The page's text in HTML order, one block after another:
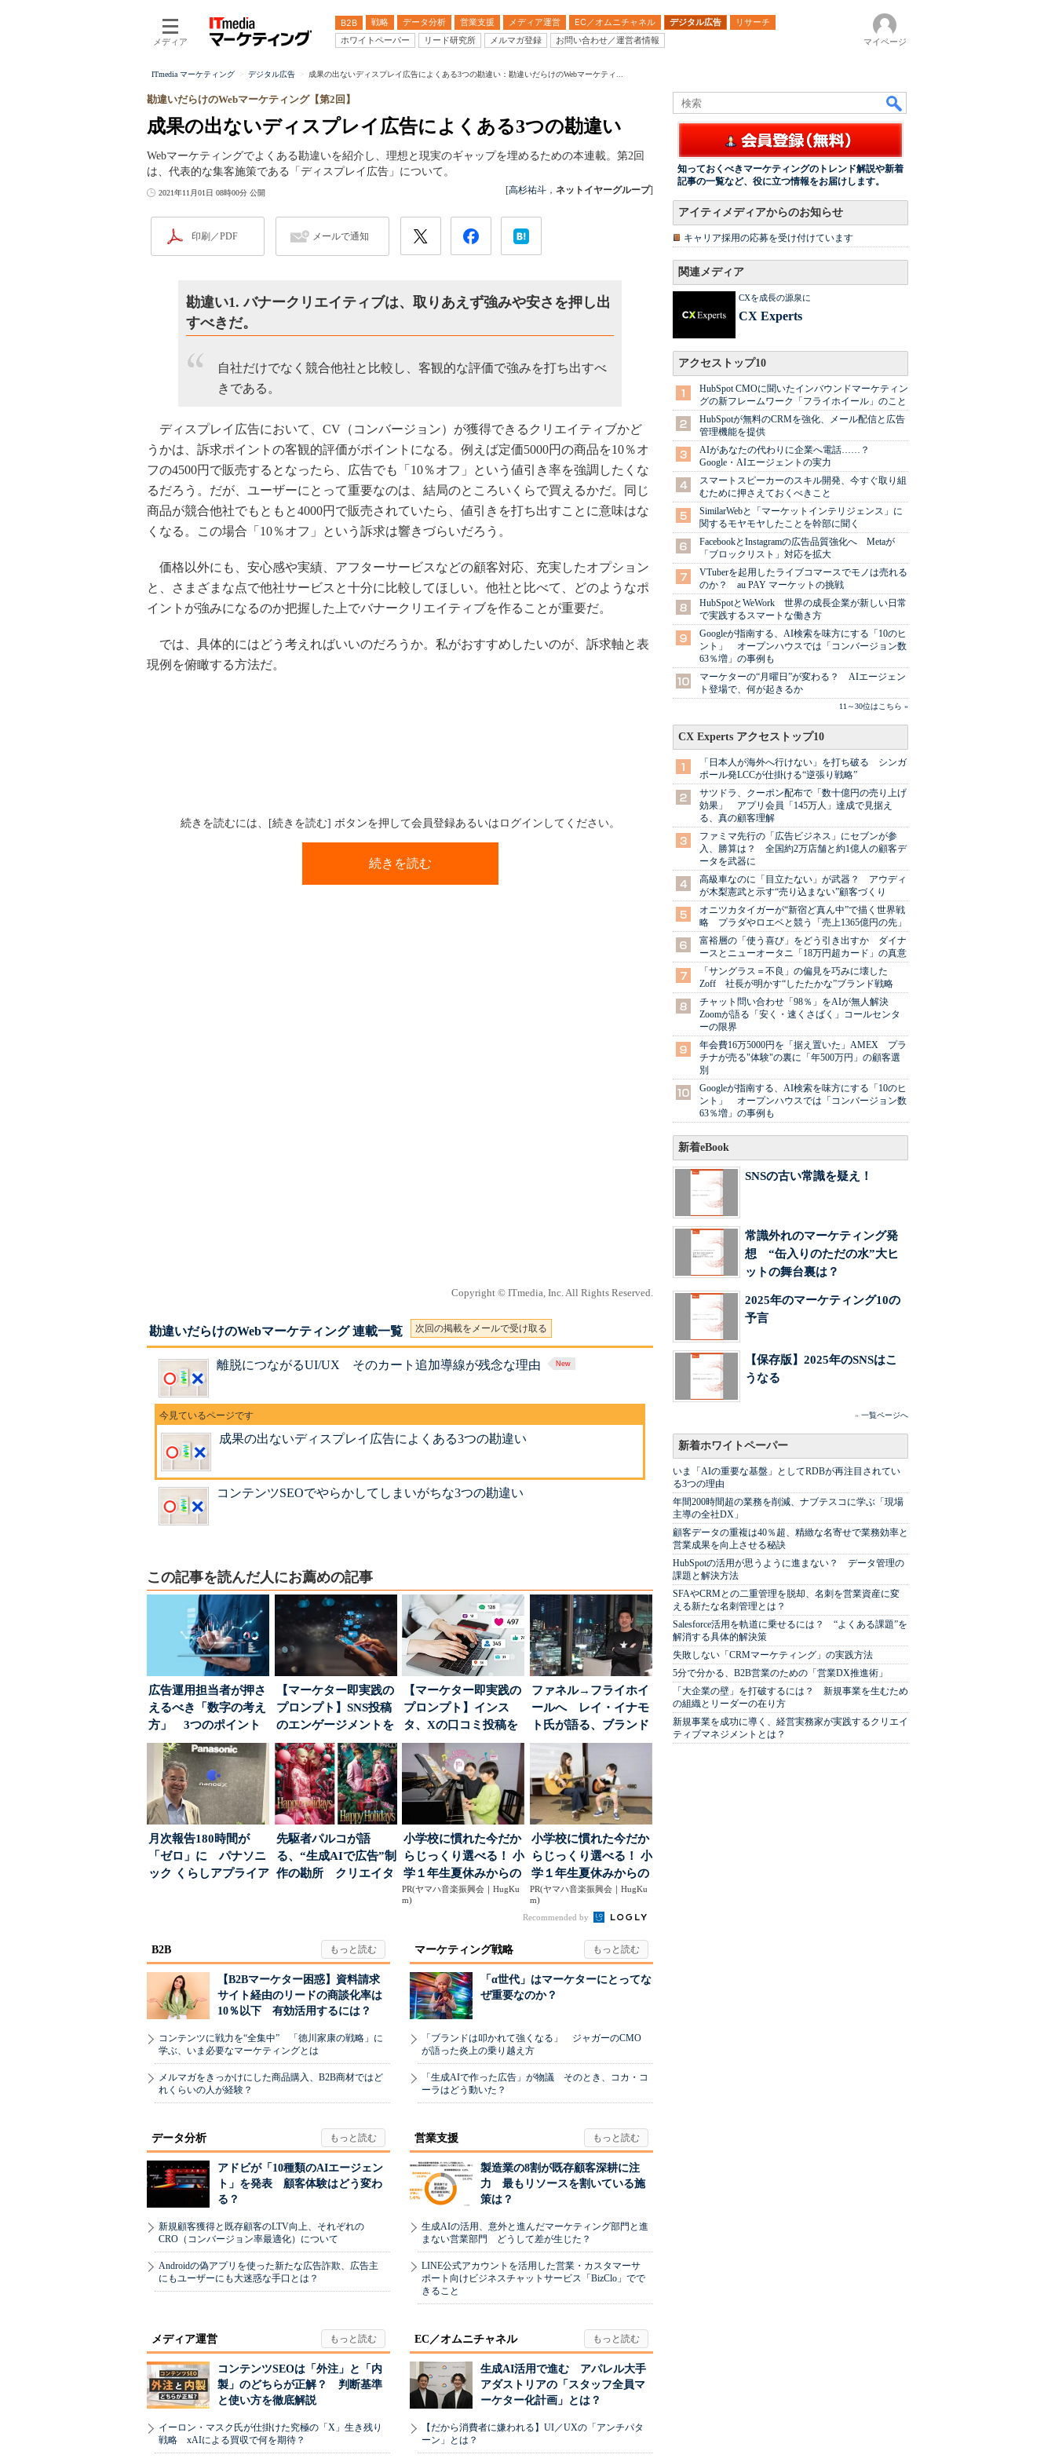
メディア
B2B 戦略 データ分析 営業支援 メディア運営 EC／オムニチャネル デジタル広告
リサーチ
ホワイトペーパー
リード研究所 メルマガ登録 お問い合わせ／運営者情報 マイページ
ITmedia マーケティング デジタル広告 成果の出ないディスプレイ広告によくある3つの勘違い：勘違いだらけのWebマーケティ...
成果の出ないディスプレイ広告によくある3つの勘違い
勘違いだらけのWebマーケティング【第2回】
Webマーケティングでよくある勘違いを紹介し、理想と現実のギャップを埋めるための本連載。第2回
は、代表的な集客施策である「ディスプレイ広告」について。
2021年11月01日 08時00分 公開 [高杉祐斗 ， ネットイヤーグループ]
印刷／PDF メールで通知
勘違い1. バナークリエイティブは、取りあえず強みや安さを押し出
すべきだ。
自社だけでなく競合他社と比較し、客観的な評価で強みを打ち出すべ
きである。
ディスプレイ広告において、CV（コンバージョン）が獲得できるクリエイティブかど
うかは、訴求ポイントの客観的評価がポイントになる。例えば定価5000円の商品を10％オ
フの4500円で販売するとなったら、広告でも「10％オフ」という値引き率を強調したくな
るだろう。だが、ユーザーにとって重要なのは、結局のところいくらで買えるかだ。同じ
商品が競合他社でもともと4000円で販売されていたら、値引きを打ち出すことに意味はな
くなる。この場合「10％オフ」という訴求は響きづらいだろう。
価格以外にも、安心感や実績、アフターサービスなどの顧客対応、充実したオプション
と、さまざまな点で他社サービスと十分に比較してほしい。他社と比べて、どのようなポ
イントが強みになるのか把握した上でバナークリエイティブを作ることが重要だ。
では、具体的にはどう考えればいいのだろうか。私がおすすめしたいのが、訴求軸と表
現例を俯瞰する方法だ。
続きを読むには、[続きを読む] ボタンを押して会員登録あるいはログインしてください。
続きを読む
Copyright © ITmedia, Inc. All Rights Reserved.
勘違いだらけのWebマーケティング 連載一覧 次回の掲載をメールで受け取る
離脱につながるUI/UX そのカート追加導線が残念な理由
成果の出ないディスプレイ広告によくある3つの勘違い
コンテンツSEOでやらかしてしまいがちな3つの勘違い
この記事を読んだ人にお薦めの記事
広告運用担当者が押さ
えるべき「数字の考え
方」 3つのポイント
とは
【マーケター即実践の
プロンプト】SNS投稿
のエンゲージメントを
高めるAI活用、ポ...
【マーケター即実践の
プロンプト】インス
タ、Xの口コミ投稿を
分析→戦略立案に生か
す...
ファネル→フライホイ
ールへ レイ・イナモ
ト氏が語る、ブランド
が「信頼」を得るた
月次報告180時間が
「ゼロ」に パナソニ
ック くらしアプライア
先駆者パルコが語
る、“生成AIで広告”制
作の勘所 クリエイタ
小学校に慣れた今だか
らじっくり選べる！ 小
学１年生夏休みからの
「音楽教室」デビュ...
PR(ヤマハ音楽振興会｜HugKu
m)
小学校に慣れた今だか
らじっくり選べる！ 小
学１年生夏休みからの
「音楽教室」デビュ...
PR(ヤマハ音楽振興会｜HugKu
m)
Recommended by
B2B
【B2Bマーケター困惑】資料請求
サイト経由のリードの商談化率は
10％以下 有効活用するには？
コンテンツに戦力を“全集中” 「徳川家康の戦略」に
学ぶ、いま必要なマーケティングとは
メルマガをきっかけにした商品購入、B2B商材ではど
れくらいの人が経験？
マーケティング戦略
「α世代」はマーケターにとってな
ぜ重要なのか？
「ブランドは叩かれて強くなる」 ジャガーのCMO
が語った炎上の乗り越え方
「生成AIで作った広告」が物議 そのとき、コカ・コ
ーラはどう動いた？
データ分析
アドビが「10種類のAIエージェン
ト」を発表 顧客体験はどう変わ
る？
新規顧客獲得と既存顧客のLTV向上、それぞれの
CRO（コンバージョン率最適化）について
Androidの偽アプリを使った新たな広告詐欺、広告主
にもユーザーにも大迷惑な手口とは？
営業支援
製造業の8割が既存顧客深耕に注
力 最もリソースを割いている施
策は？
生成AIの活用、意外と進んだマーケティング部門と進
まない営業部門 どうして差が生じた？
LINE公式アカウントを活用した営業・カスタマーサ
ポート向けビジネスチャットサービス「BizClo」でで
きること
メディア運営
コンテンツSEOは「外注」と「内
製」のどちらが正解？ 判断基準
と使い方を徹底解説
イーロン・マスク氏が仕掛けた究極の「X」生き残り
戦略 xAIによる買収で何を期待？
EC／オムニチャネル
生成AI活用で進む アパレル大手
アダストリアの「スタッフ全員マ
ーケター化計画」とは？
【だから消費者に嫌われる】UI／UXの「アンチパタ
ーン」とは？
知っておくべきマーケティングのトレンド解説や新着
記事の一覧など、役に立つ情報をお届けします。
アイティメディアからのお知らせ
キャリア採用の応募を受け付けています
関連メディア
CXを成長の源泉に
CX Experts
アクセストップ10
HubSpot CMOに聞いたインバウンドマーケティン
グの新フレームワーク「フライホイール」のこと
HubSpotが無料のCRMを強化、メール配信と広告
管理機能を提供
AIがあなたの代わりに企業へ電話……？
Google・AIエージェントの実力
スマートスピーカーのスキル開発、今すぐ取り組
むために押さえておくべきこと
SimilarWebと「マーケットインテリジェンス」に
関するモヤモヤしたことを幹部に聞く
FacebookとInstagramの広告品質強化へ Metaが
「ブロックリスト」対応を拡大
VTuberを起用したライブコマースでモノは売れる
のか？ au PAY マーケットの挑戦
HubSpotとWeWork 世界の成長企業が新しい日常
で実践するスマートな働き方
Googleが指南する、AI検索を味方にする「10のヒ
ント」 オープンハウスでは「コンバージョン数
63％増」の事例も
マーケターの“月曜日”が変わる？ AIエージェン
ト登場で、何が起きるか
11～30位はこちら »
CX Experts アクセストップ10
「日本人が海外へ行けない」を打ち破る シンガ
ポール発LCCが仕掛ける“逆張り戦略”
サツドラ、クーポン配布で「数十億円の売り上げ
効果」 アプリ会員「145万人」達成で見据え
る、真の顧客理解
ファミマ先行の「広告ビジネス」にセブンが参
入、勝算は？ 全国約2万店舗と約1億人の顧客デ
ータを武器に
高級車なのに「目立たない」が武器？ アウディ
が木梨憲武と示す“売り込まない”顧客づくり
オニツカタイガーが“新宿ど真ん中”で描く世界戦
略 プラダやロエベと競う「売上1365億円の先」
富裕層の「使う喜び」をどう引き出すか ダイナ
ースとニューオータニ「18万円超カード」の真意
「サングラス＝不良」の偏見を巧みに壊した
Zoff 社長が明かす“したたかな”ブランド戦略
チャット問い合わせ「98％」をAIが無人解決
Zoomが語る「安く・速くさばく」コールセンタ
ーの限界
年会費16万5000円を「据え置いた」AMEX プラ
チナが売る"体験"の裏に「年500万円」の顧客選
別
Googleが指南する、AI検索を味方にする「10のヒ
ント」 オープンハウスでは「コンバージョン数
63％増」の事例も
新着eBook
SNSの古い常識を疑え！
常識外れのマーケティング発
想 “缶入りのただの水”大ヒ
ットの舞台裏は？
2025年のマーケティング10の
予言
【保存版】2025年のSNSはこ
うなる
» 一覧ページへ
新着ホワイトペーパー
いま「AIの重要な基盤」としてRDBが再注目されてい
る3つの理由
年間200時間超の業務を削減、ナブテスコに学ぶ「現場
主導の全社DX」
顧客データの重複は40％超、精緻な名寄せで業務効率と
営業成果を向上させる秘訣
HubSpotの活用が思うように進まない？ データ管理の
課題と解決方法
SFAやCRMとの二重管理を脱却、名刺を営業資産に変
える新たな名刺管理とは？
Salesforce活用を軌道に乗せるには？ “よくある課題”を
解消する具体的解決策
失敗しない「CRMマーケティング」の実践方法
5分で分かる、B2B営業のための「営業DX推進術」
「大企業の壁」を打破するには？ 新規事業を生むため
の組織とリーダーの在り方
新規事業を成功に導く、経営実務家が実践するクリエイ
ティブマネジメントとは？